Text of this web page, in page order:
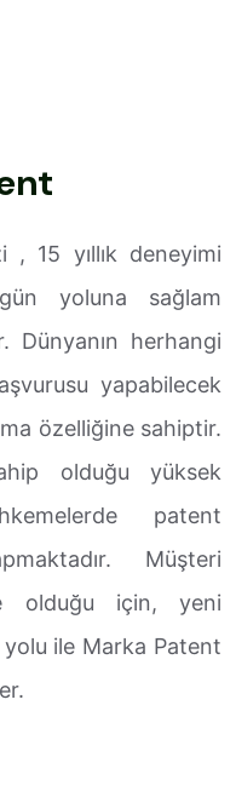
15 yıllık deneyimi
yoluna sağlam
Dünyanın herhangi
yapabilecek
özelliğine sahiptir.
olduğu yüksek
patent
Müşteri
olduğu için, yeni
ile Marka Patent